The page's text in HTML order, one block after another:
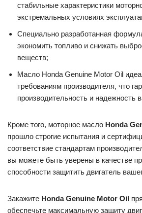
стабильные характеристики
экстремальных условиях
Специально разработанная
экономить топливо и снижать
веществ;
Масло Honda Genuine Motor Oil
требованиям производителя, что
производительность и надежность
Кроме того, моторное масло Honda
прошло строгие испытания и
соответствие стандартам
вы можете быть уверены в качестве
способности защитить двигатель
Закажите Honda Genuine Motor Oil
обеспечьте максимальную защиту